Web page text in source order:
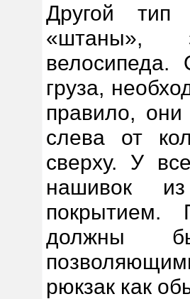
Другой тип
«штаны»,
велосипеда.
груза,
правило,
слева от
сверху. У
нашивок
покрытием.
должны
рюкзак как